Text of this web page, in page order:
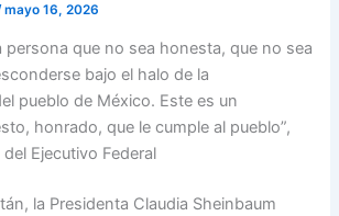
mayo 16, 2026
persona que no sea honesta, que no sea
bajo el halo de la
pueblo de México. Este es un
honrado, que le cumple al pueblo”,
Ejecutivo Federal
la Presidenta Claudia Sheinbaum